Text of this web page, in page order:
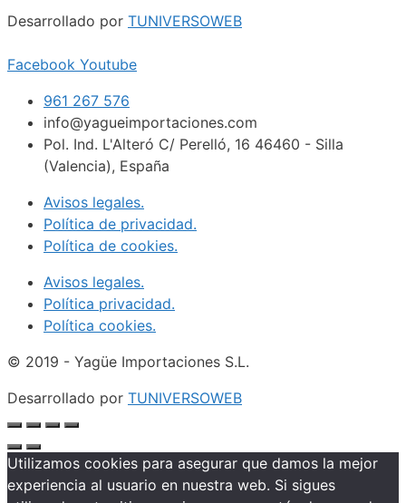
Desarrollado por TUNIVERSOWEB
Facebook Youtube
961 267 576
info@yagueimportaciones.com
Pol. Ind. L'Alteró C/ Perelló, 16 46460 - Silla
(Valencia), España
Avisos legales.
Política de privacidad.
Política de cookies.
Avisos legales.
Política privacidad.
Política cookies.
© 2019 - Yagüe Importaciones S.L.
Desarrollado por TUNIVERSOWEB
Utilizamos cookies para asegurar que damos la mejor
experiencia al usuario en nuestra web. Si sigues